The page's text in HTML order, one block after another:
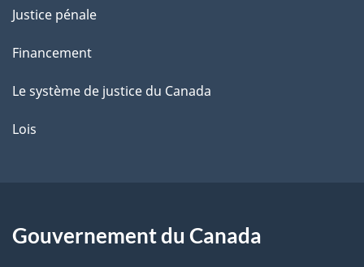
Justice pénale
Financement
Le système de justice du Canada
Lois
Gouvernement du Canada